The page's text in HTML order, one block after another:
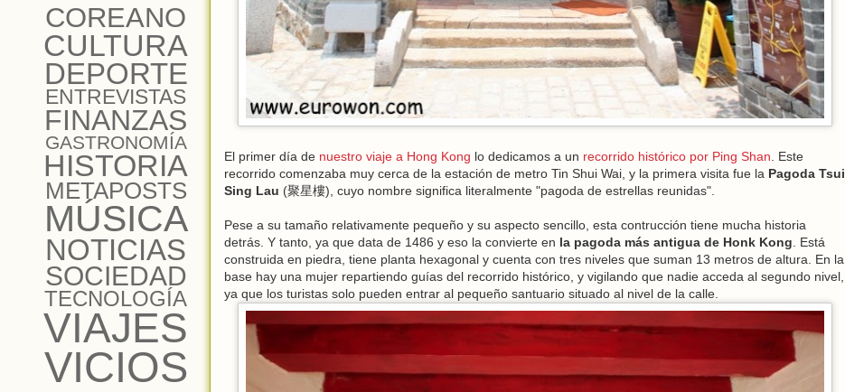
El primer día de nuestro viaje a Hong Kong lo dedicamos a un recorrido histórico por Ping Shan . Este
recorrido comenzaba muy cerca de la estación de metro Tin Shui Wai, y la primera visita fue la Pagoda Tsui
Sing Lau (聚星樓), cuyo nombre significa literalmente "pagoda de estrellas reunidas".
Pese a su tamaño relativamente pequeño y su aspecto sencillo, esta contrucción tiene mucha historia
detrás. Y tanto, ya que data de 1486 y eso la convierte en la pagoda más antigua de Honk Kong . Está
construida en piedra, tiene planta hexagonal y cuenta con tres niveles que suman 13 metros de altura. En la
base hay una mujer repartiendo guías del recorrido histórico, y vigilando que nadie acceda al segundo nivel,
ya que los turistas solo pueden entrar al pequeño santuario situado al nivel de la calle.
COREANO
CULTURA
DEPORTE
ENTREVISTAS
FINANZAS
GASTRONOMÍA
HISTORIA
METAPOSTS
MÚSICA
NOTICIAS
SOCIEDAD
TECNOLOGÍA
VIAJES
VICIOS